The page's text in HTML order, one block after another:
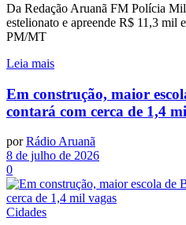
Da Redação Aruanã FM Polícia
estelionato e apreende R$ 11,3 mil
PM/MT
Leia mais
Em construção, maior
contará com cerca de 1,4
por Rádio Aruanã
8 de julho de 2026
0
Cidades